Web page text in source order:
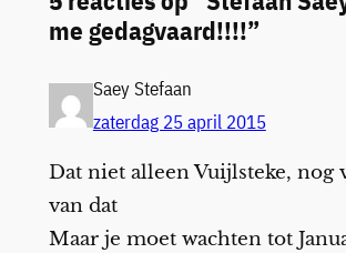
me gedagvaard!!!!”
Saey Stefaan
zaterdag 25 april 2015
Dat niet alleen Vuijlsteke, nog
van dat
Maar je moet wachten tot